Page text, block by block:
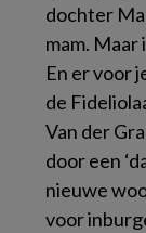
dochter
mam. Maar
En er voor
de
Van der
door een
nieuwe
voor